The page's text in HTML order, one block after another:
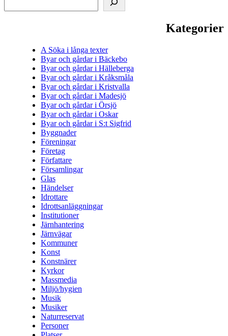
Kategorier
A Söka i långa texter
Byar och gårdar i Bäckebo
Byar och gårdar i Hälleberga
Byar och gårdar i Kråksmåla
Byar och gårdar i Kristvalla
Byar och gårdar i Madesjö
Byar och gårdar i Örsjö
Byar och gårdar i Oskar
Byar och gårdar i S:t Sigfrid
Byggnader
Föreningar
Företag
Författare
Församlingar
Glas
Händelser
Idrottare
Idrottsanläggningar
Institutioner
Järnhantering
Järnvägar
Kommuner
Konst
Konstnärer
Kyrkor
Massmedia
Miljö/hygien
Musik
Musiker
Naturreservat
Personer